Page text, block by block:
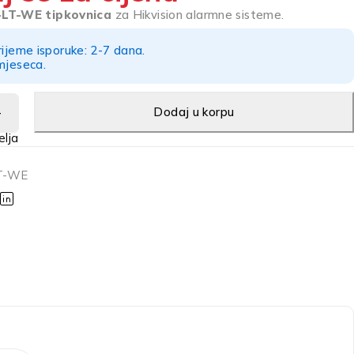
WE tipkovnica za Hikvision alarmne sisteme.
isporuke: 2-7 dana.
Dodaj u korpu
WE